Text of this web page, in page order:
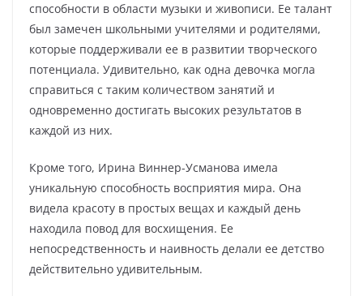
способности в области музыки и живописи. Ее талант
был замечен школьными учителями и родителями,
которые поддерживали ее в развитии творческого
потенциала. Удивительно, как одна девочка могла
справиться с таким количеством занятий и
одновременно достигать высоких результатов в
каждой из них.
Кроме того, Ирина Виннер-Усманова имела
уникальную способность восприятия мира. Она
видела красоту в простых вещах и каждый день
находила повод для восхищения. Ее
непосредственность и наивность делали ее детство
действительно удивительным.